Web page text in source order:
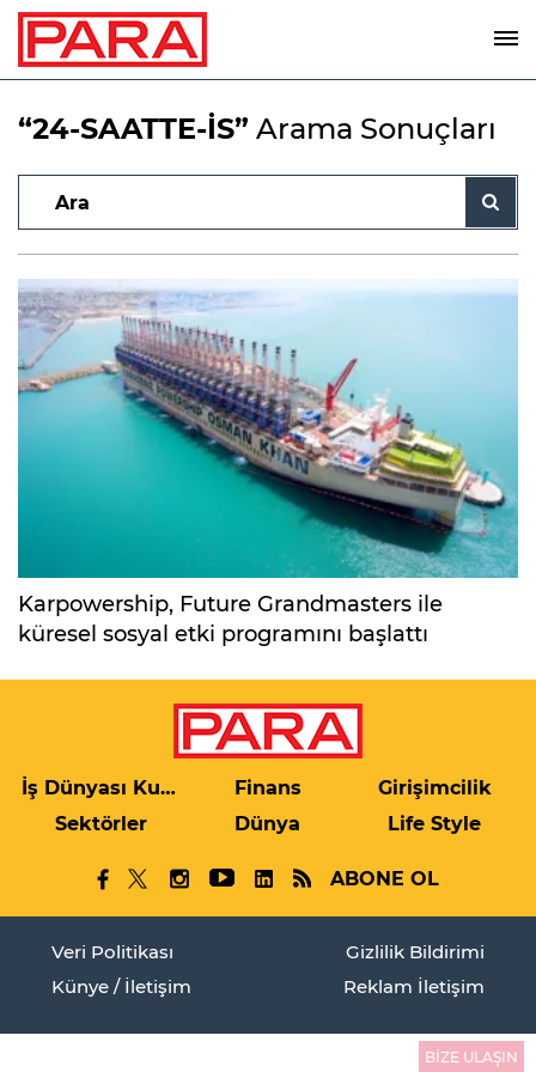
“24-SAATTE-İS” Arama Sonuçları
Karpowership, Future Grandmasters ile
küresel sosyal etki programını başlattı
İş Dünyası Kulis Finans
Girişimcilik
Sektörler
Dünya Life Style
ABONE OL
Veri Politikası
Gizlilik Bildirimi
Künye / İletişim
Reklam İletişim
BİZE ULAŞIN